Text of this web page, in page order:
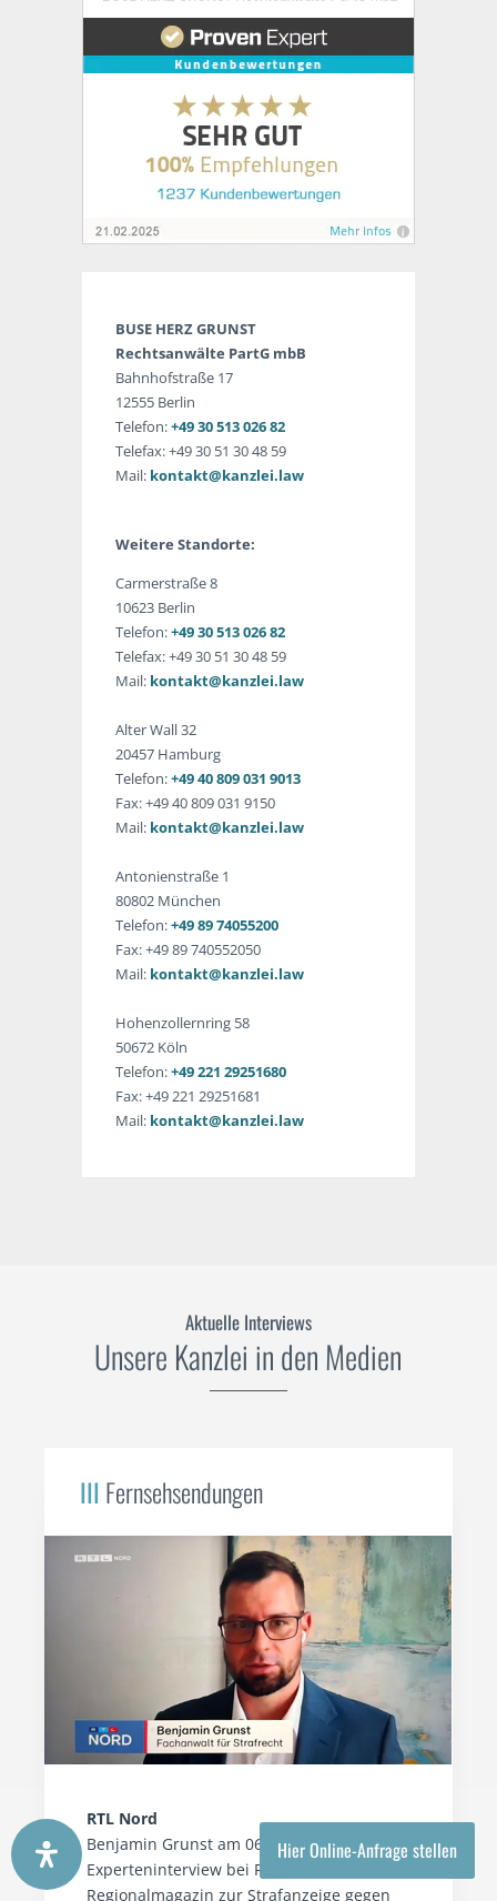
Hier Online-Anfrage stellen
BUSE HERZ GRUNST
Rechtsanwälte PartG mbB
Bahnhofstraße 17
12555 Berlin
Telefon:+49 30 513 026 82
Telefax: +49 30 51 30 48 59
Mail: kontakt@kanzlei.law
Weitere Standorte:
Carmerstraße 8
10623 Berlin
Telefon:+49 30 513 026 82
Telefax: +49 30 51 30 48 59
Mail: kontakt@kanzlei.law
Alter Wall 32
20457 Hamburg
Telefon:+49 40 809 031 9013
Fax: +49 40 809 031 9150
Mail: kontakt@kanzlei.law
Antonienstraße 1
80802 München
Telefon:+49 89 74055200
Fax: +49 89 740552050
Mail: kontakt@kanzlei.law
Hohenzollernring 58
50672 Köln
Telefon:+49 221 29251680
Fax: +49 221 29251681
Mail: kontakt@kanzlei.law
Aktuelle Interviews
Unsere Kanzlei in den Medien
III Fernsehsendungen
RTL Nord
Benjamin Grunst am 06.08.2026 im
Experteninterview bei RTL Nord
Regionalmagazin zur Strafanzeige gegen